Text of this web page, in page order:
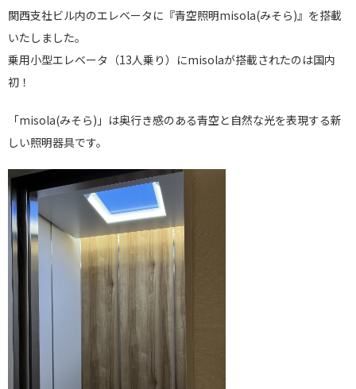
関西支社ビル内のエレベータに『青空照明misola(みそら)』を搭載
いたしました。
乗用小型エレベータ（13人乗り）にmisolaが搭載されたのは国内
初！
「misola(みそら) 」は奥行き感のある青空と自然な光を表現する新
しい照明器具です。